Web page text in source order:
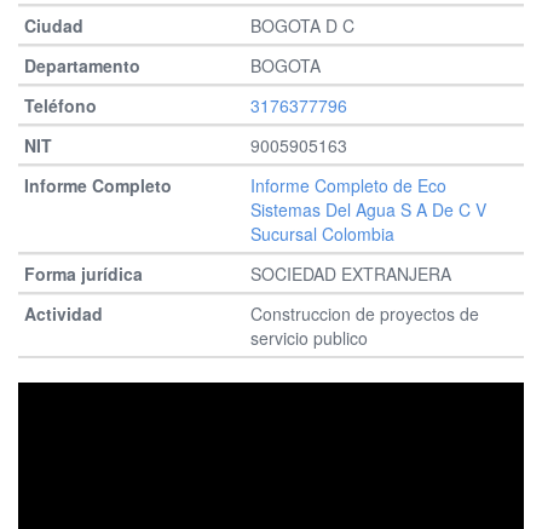
BOGOTA D C
BOGOTA
3176377796
9005905163
Informe Completo de Eco
Sistemas Del Agua S A De C V
Sucursal Colombia
SOCIEDAD EXTRANJERA
Construccion de proyectos de
servicio publico